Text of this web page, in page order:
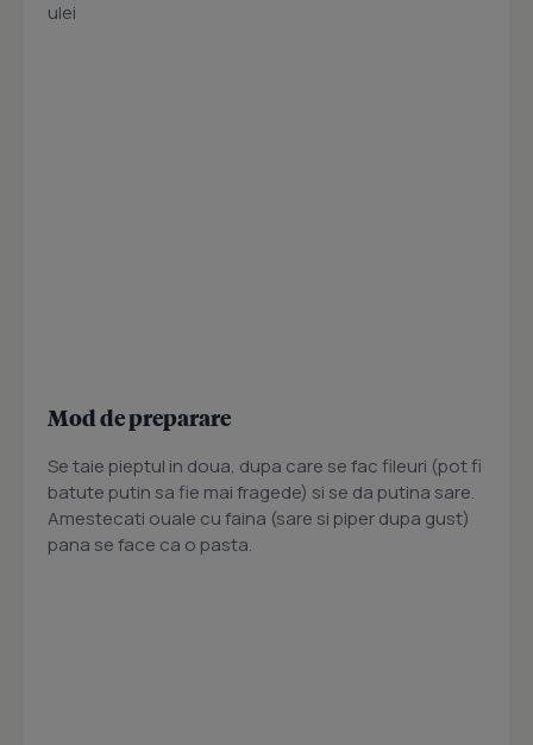
ulei
Mod de preparare
Se taie pieptul in doua, dupa care se fac fileuri (pot fi
batute putin sa fie mai fragede) si se da putina sare.
Amestecati ouale cu faina (sare si piper dupa gust)
pana se face ca o pasta.